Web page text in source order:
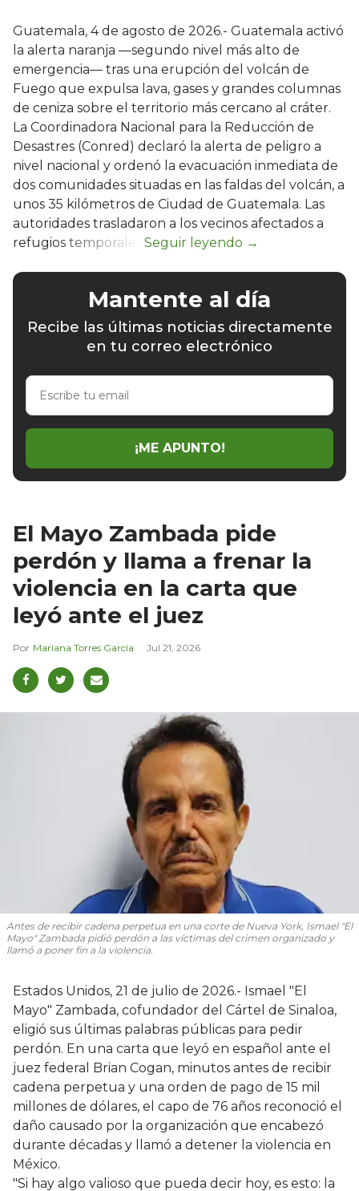
Guatemala, 4 de agosto de 2026.- Guatemala activó
la alerta naranja —segundo nivel más alto de
emergencia— tras una erupción del volcán de
Fuego que expulsa lava, gases y grandes columnas
de ceniza sobre el territorio más cercano al cráter.
La Coordinadora Nacional para la Reducción de
Desastres (Conred) declaró la alerta de peligro a
nivel nacional y ordenó la evacuación inmediata de
dos comunidades situadas en las faldas del volcán, a
unos 35 kilómetros de Ciudad de Guatemala. Las
autoridades trasladaron a los vecinos afectados a
refugios temporales.
Mantente al día
Recibe las últimas noticias directamente
en tu correo electrónico
Escribe
email
¡ME APUNTO!
El Mayo Zambada pide
perdón y llama a frenar la
violencia en la carta que
leyó ante el juez
Mariana Torres García Jul 21, 2026
Antes de recibir cadena perpetua en una corte de Nueva York, Ismael "El
Mayo" Zambada pidió perdón a las víctimas del crimen organizado y
llamó a poner fin a la violencia.
Estados Unidos, 21 de julio de 2026.- Ismael "El
Mayo" Zambada, cofundador del Cártel de Sinaloa,
eligió sus últimas palabras públicas para pedir
perdón. En una carta que leyó en español ante el
juez federal Brian Cogan, minutos antes de recibir
cadena perpetua y una orden de pago de 15 mil
millones de dólares, el capo de 76 años reconoció el
daño causado por la organización que encabezó
durante décadas y llamó a detener la violencia en
México.
"Si hay algo valioso que pueda decir hoy, es esto: la